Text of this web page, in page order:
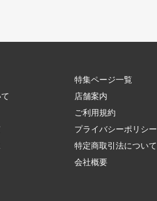
特集ページ一覧
店舗案内
ご利用規約
プライバシーポリシー
特定商取引法について
会社概要